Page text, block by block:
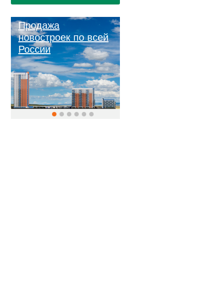
Продажа
новостроек по всей
России